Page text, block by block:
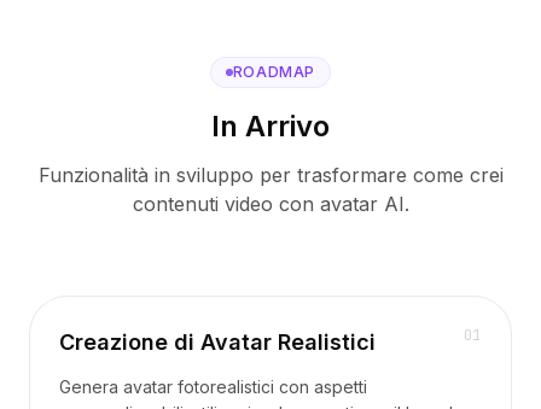
Ethics & Trustworthiness
AI Playground
AI Leaderboard
AI Companies
ROADMAP
In Arrivo
Funzionalità in sviluppo per trasformare come crei
contenuti video con avatar AI.
01
Creazione di Avatar Realistici
Genera avatar fotorealistici con aspetti